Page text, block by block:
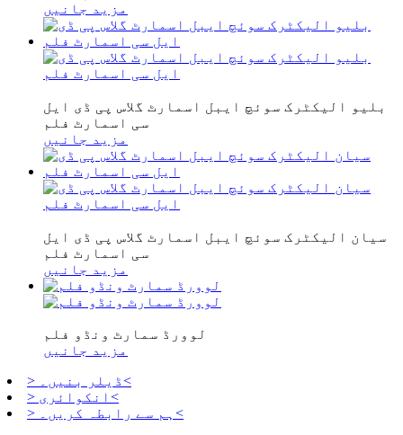
مزید جانیں
بلیو الیکٹرک سوئچ ایبل اسمارٹ گلاس پی ڈی ایل
سی اسمارٹ فلم
مزید جانیں
سیان الیکٹرک سوئچ ایبل اسمارٹ گلاس پی ڈی ایل
سی اسمارٹ فلم
مزید جانیں
لوورڈ سمارٹ ونڈو فلم
مزید جانیں
> ڈیلر بنیں۔<
> انکوائری<
> ہم سے رابطہ کریں۔<